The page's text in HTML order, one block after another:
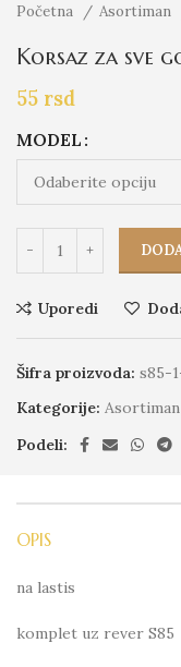
Početna Asortiman
Korsaz za sve
55 rsd
MODEL
Uporedi
Šifra proizvoda: s85-
Kategorije: Asortiman
Podeli:
OPIS
na lastis
komplet uz rever S85